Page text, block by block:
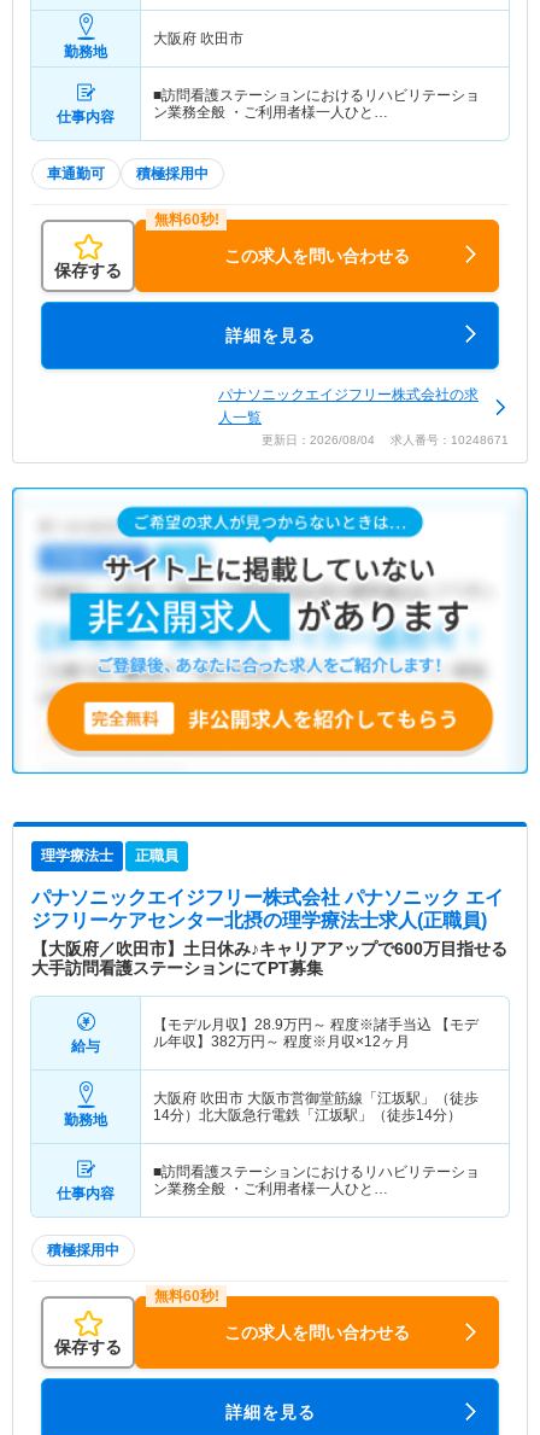
勤務地
大阪府 吹田市
仕事内容
■訪問看護ステーションにおけるリハビリテーショ
ン業務全般 ・ご利用者様一人ひと…
車通勤可 積極採用中
保存する
この求人を問い合わせる
詳細を見る
パナソニックエイジフリー株式会社の求
人一覧
更新日：2026/08/04 求人番号：10248671
理学療法士 正職員
パナソニックエイジフリー株式会社 パナソニック エイ
ジフリーケアセンター北摂の理学療法士求人(正職員)
【大阪府／吹田市】土日休み♪キャリアアップで600万目指せる
大手訪問看護ステーションにてPT募集
給与
【モデル月収】 28.9万円～ 程度※諸手当込 【モデ
ル年収】 382万円～ 程度※月収×12ヶ月
勤務地
大阪府 吹田市 大阪市営御堂筋線「江坂駅」（徒歩
14分）北大阪急行電鉄「江坂駅」（徒歩14分）
仕事内容
■訪問看護ステーションにおけるリハビリテーショ
ン業務全般 ・ご利用者様一人ひと…
積極採用中
保存する
この求人を問い合わせる
詳細を見る